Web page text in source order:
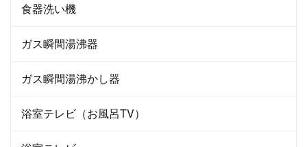
食器洗い機
ガス瞬間湯沸器
ガス瞬間湯沸かし器
浴室テレビ（お風呂TV）